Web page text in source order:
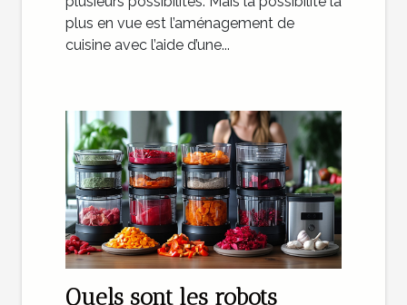
plus en vue est l’aménagement de
cuisine avec l’aide d’une...
Quels sont les robots